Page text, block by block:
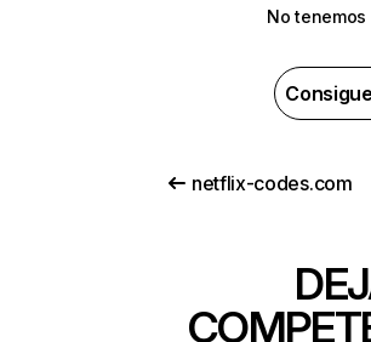
No tenemos
netflix-codes.com